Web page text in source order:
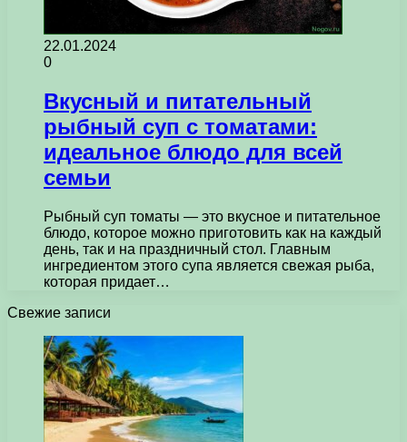
22.01.2024
0
Вкусный и питательный
рыбный суп с томатами:
идеальное блюдо для всей
семьи
Рыбный суп томаты — это вкусное и питательное
блюдо, которое можно приготовить как на каждый
день, так и на праздничный стол. Главным
ингредиентом этого супа является свежая рыба,
которая придает…
Свежие записи